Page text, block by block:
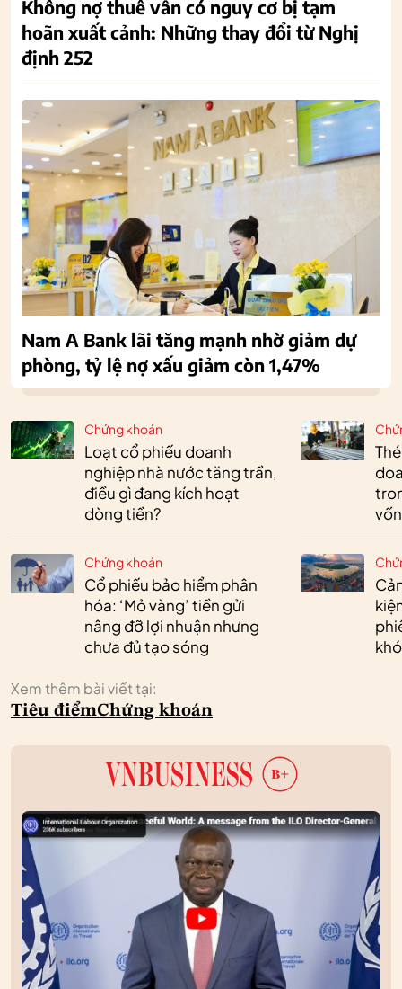
Chứng khoán
Loạt cổ phiếu doanh
nghiệp nhà nước tăng trần,
điều gì đang kích hoạt
dòng tiền?
Chứng khoán
Cổ phiếu bảo hiểm phân
hóa: ‘Mỏ vàng’ tiền gửi
nâng đỡ lợi nhuận nhưng
chưa đủ tạo sóng
vốn
Xem thêm bài viết tại:
Tiêu điểmChứng khoán
Không nợ thuế vẫn có nguy cơ bị tạm
hoãn xuất cảnh: Những thay đổi từ Nghị
định 252
Nam A Bank lãi tăng mạnh nhờ giảm dự
phòng, tỷ lệ nợ xấu giảm còn 1,47%